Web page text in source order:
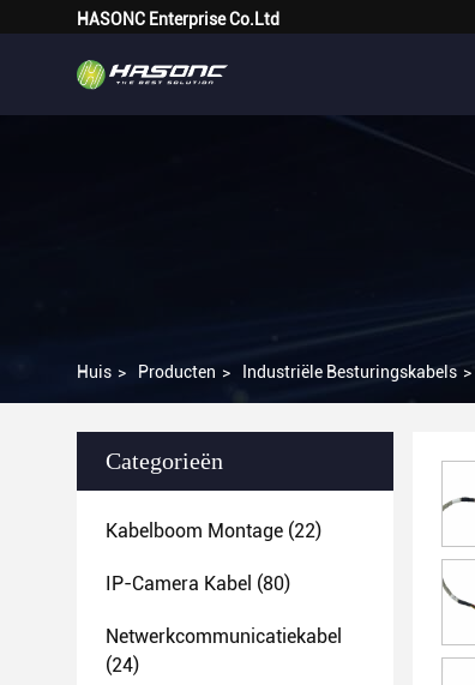
HASONC Enterprise Co.Ltd
Huis > Producten > Industriële Besturingskabels >
Categorieën
Kabelboom Montage (22)
IP-Camera Kabel (80)
Netwerkcommunicatiekabel
(24)